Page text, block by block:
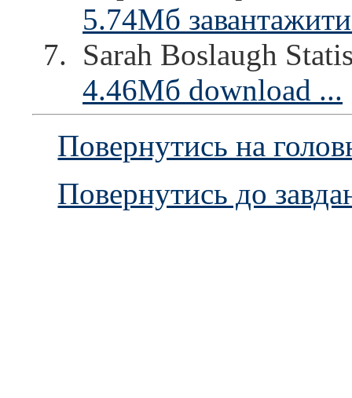
5.74Мб
Sarah Boslaugh
4.46Мб download ...
Повернутись на
Повернутись до